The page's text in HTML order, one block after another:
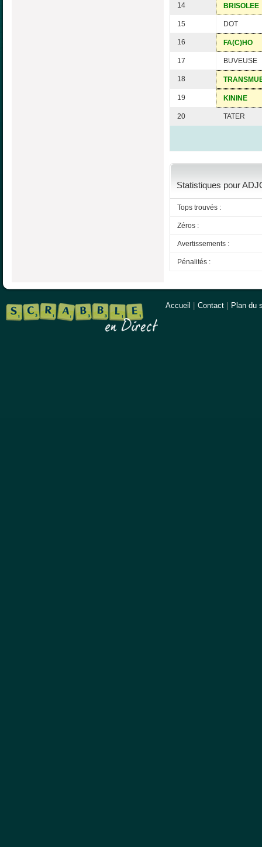
14 BRISOLEE
15 DOT
16 FA(C)HO
17 BUVEUSE
18
19 KININE
20 TATER
Statistiques pour
Tops trouvés :
Zéros :
Avertissements :
Pénalités :
Accueil Contact Plan du